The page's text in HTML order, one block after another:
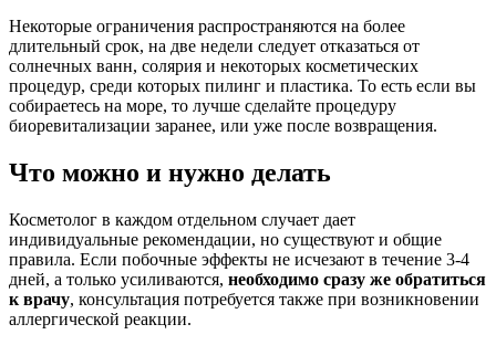
Некоторые ограничения распространяются на более
длительный срок, на две недели следует отказаться от
солнечных ванн, солярия и некоторых косметических
процедур, среди которых пилинг и пластика. То есть если вы
собираетесь на море, то лучше сделайте процедуру
биоревитализации заранее, или уже после возвращения.
Что можно и нужно делать
Косметолог в каждом отдельном случает дает
индивидуальные рекомендации, но существуют и общие
правила. Если побочные эффекты не исчезают в течение 3-4
дней, а только усиливаются, необходимо сразу же обратиться
к врачу, консультация потребуется также при возникновении
аллергической реакции.